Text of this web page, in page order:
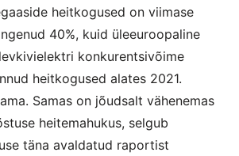
heitkogused on viimase
40%, kuid üleeuroopaline
konkurentsivõime
heitkogused alates 2021.
Samas on jõudsalt vähenemas
heitemahukus, selgub
täna avaldatud raportist